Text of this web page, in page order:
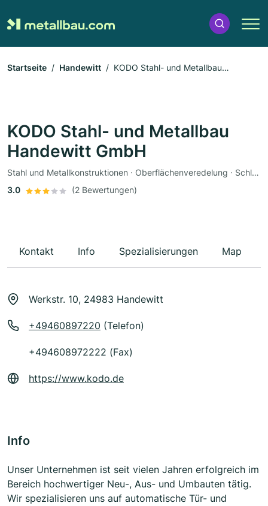
Startseite Handewitt
KODO Stahl- und Metallbau
KODO Stahl- und Metallbau
Handewitt GmbH
Stahl und Metallkonstruktionen · Oberflächenveredelung · Schlosserei · Dachbau · Glasarbeiten
3.0
(2 Bewertungen)
Kontakt Info Spezialisierungen Map
Werkstr. 10, 24983 Handewitt
+49460897220 (Telefon)
+494608972222 (Fax)
https://www.kodo.de
Info
Unser Unternehmen ist seit vielen Jahren erfolgreich im
Bereich hochwertiger Neu-, Aus- und Umbauten tätig.
Wir spezialisieren uns auf automatische Tür- und